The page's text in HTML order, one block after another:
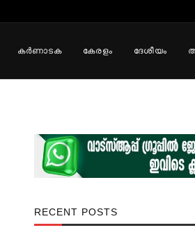
കർണാടക കേരളം ദേശീയം
RECENT POSTS